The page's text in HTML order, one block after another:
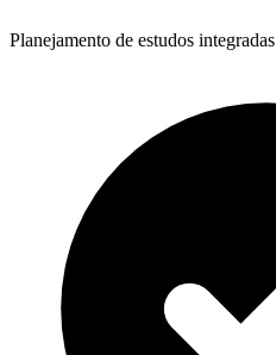
Planejamento de estudos integradas